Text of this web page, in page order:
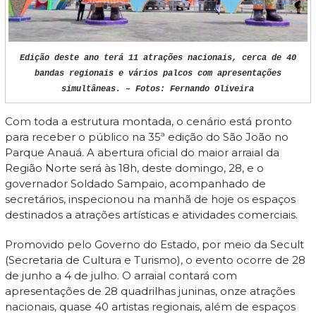
Edição deste ano terá 11 atrações nacionais, cerca de 40
bandas regionais e vários palcos com apresentações
simultâneas. – Fotos: Fernando Oliveira
Com toda a estrutura montada, o cenário está pronto
para receber o público na 35ª edição do São João no
Parque Anauá. A abertura oficial do maior arraial da
Região Norte será às 18h, deste domingo, 28, e o
governador Soldado Sampaio, acompanhado de
secretários, inspecionou na manhã de hoje os espaços
destinados a atrações artísticas e atividades comerciais.
Promovido pelo Governo do Estado, por meio da Secult
(Secretaria de Cultura e Turismo), o evento ocorre de 28
de junho a 4 de julho. O arraial contará com
apresentações de 28 quadrilhas juninas, onze atrações
nacionais, quase 40 artistas regionais, além de espaços